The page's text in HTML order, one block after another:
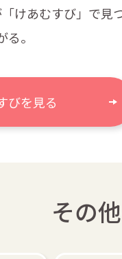
「けあむすび」で見
る。
びを見る
その